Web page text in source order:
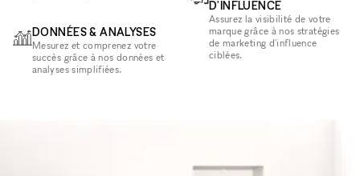
DONNÉES & ANALYSES
Mesurez et comprenez votre
succès grâce à nos données et
analyses simplifiées.
D'INFLUENCE
Assurez la visibilité de votre
marque grâce à nos stratégies
de marketing d'influence
ciblées.